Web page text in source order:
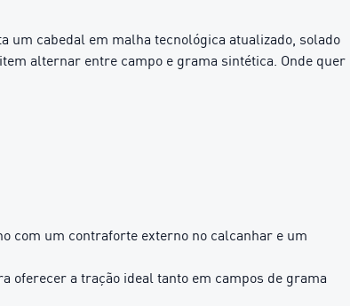
um cabedal em malha tecnológica atualizado, solado
alternar entre campo e grama sintética. Onde quer
com um contraforte externo no calcanhar e um
oferecer a tração ideal tanto em campos de grama